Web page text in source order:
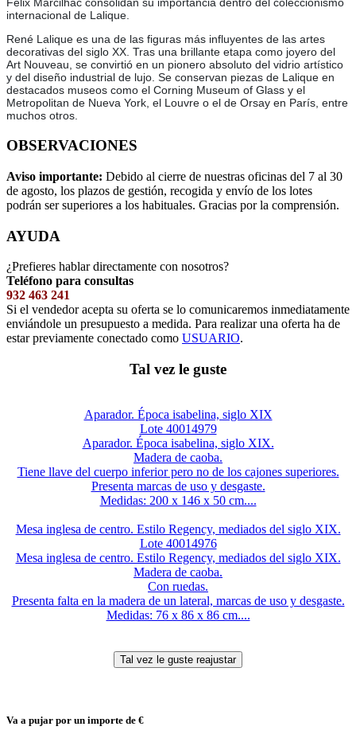
Félix Marcilhac consolidan su importancia dentro del coleccionismo
internacional de Lalique.
René Lalique es una de las figuras más influyentes de las artes
decorativas del siglo XX. Tras una brillante etapa como joyero del
Art Nouveau, se convirtió en un pionero absoluto del vidrio artístico
y del diseño industrial de lujo. Se conservan piezas de Lalique en
destacados museos como el Corning Museum of Glass y el
Metropolitan de Nueva York, el Louvre o el de Orsay en París, entre
muchos otros.
OBSERVACIONES
Aviso importante: Debido al cierre de nuestras oficinas del 7 al 30
de agosto, los plazos de gestión, recogida y envío de los lotes
podrán ser superiores a los habituales. Gracias por la comprensión.
AYUDA
¿Prefieres hablar directamente con nosotros?
Teléfono para consultas
932 463 241
Si el vendedor acepta su oferta se lo comunicaremos inmediatamente
enviándole un presupuesto a medida. Para realizar una oferta ha de
estar previamente conectado como USUARIO.
Tal vez le guste
Aparador. Época isabelina, siglo XIX
Lote 40014979
Aparador. Época isabelina, siglo XIX.
Madera de caoba.
Tiene llave del cuerpo inferior pero no de los cajones superiores.
Presenta marcas de uso y desgaste.
Medidas: 200 x 146 x 50 cm....
Mesa inglesa de centro. Estilo Regency, mediados del siglo XIX.
Lote 40014976
Mesa inglesa de centro. Estilo Regency, mediados del siglo XIX.
Madera de caoba.
Con ruedas.
Presenta falta en la madera de un lateral, marcas de uso y desgaste.
Medidas: 76 x 86 x 86 cm....
Va a pujar por un importe de €